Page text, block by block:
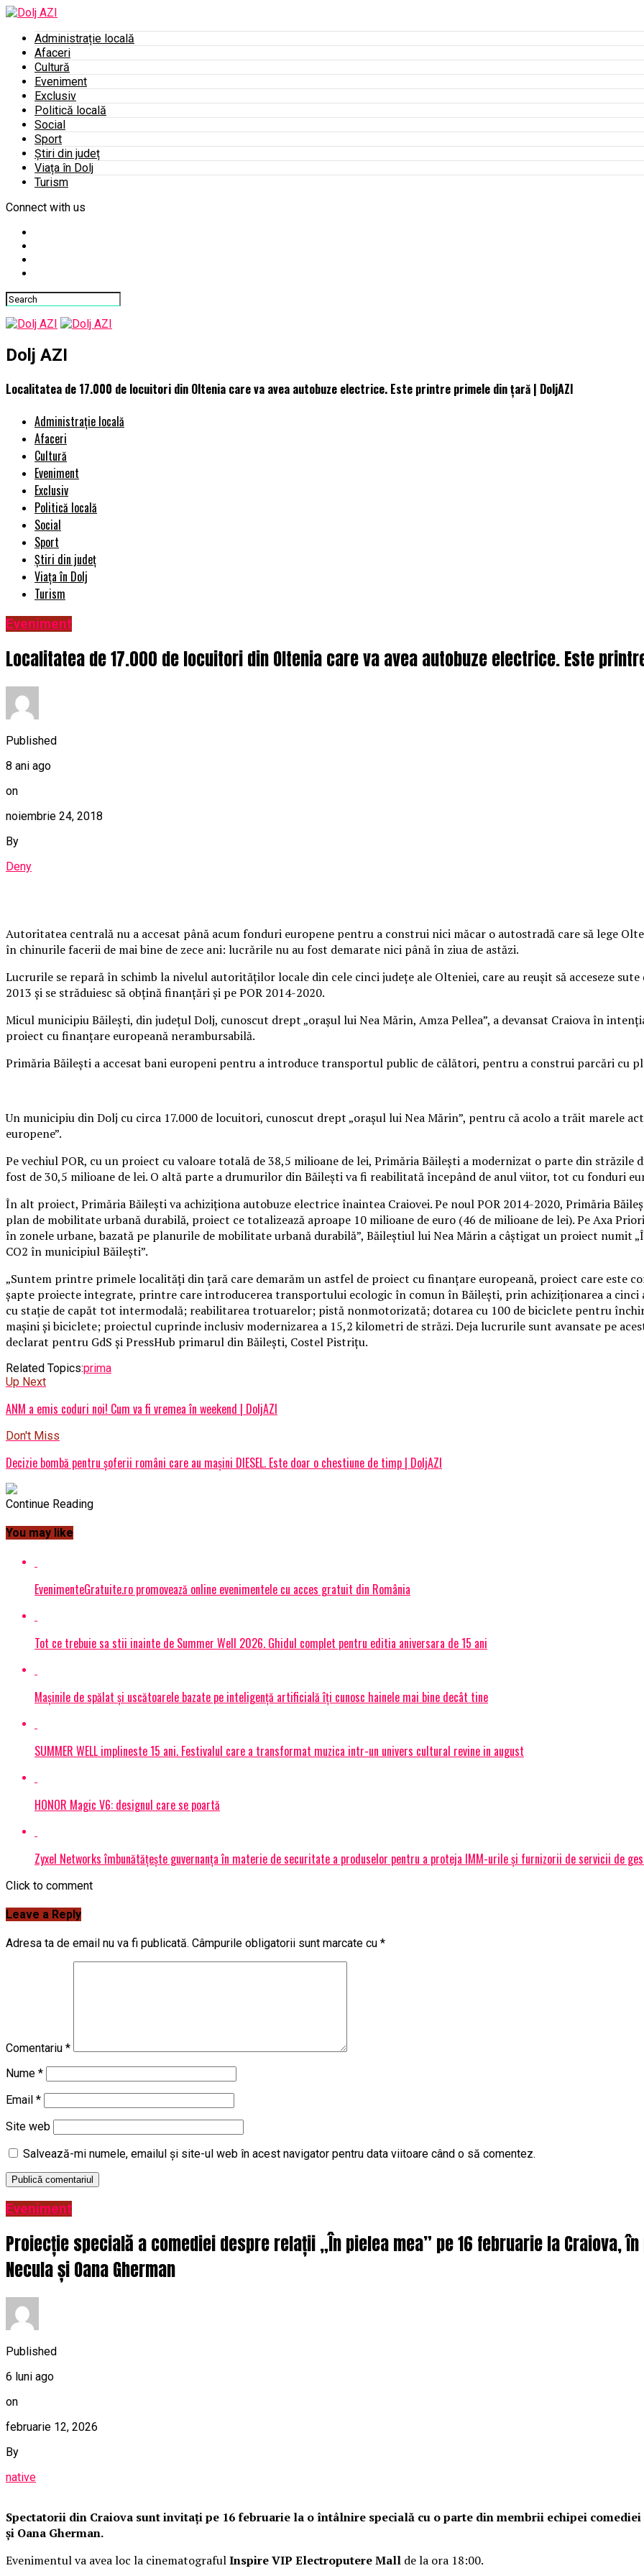
Administrație locală
Afaceri
Cultură
Eveniment
Exclusiv
Politică locală
Social
Sport
Știri din județ
Viața în Dolj
Turism
Connect with us
Dolj AZI
Localitatea de 17.000 de locuitori din Oltenia care va avea autobuze electrice. Este printre primele din țară | DoljAZI
Administrație locală
Afaceri
Cultură
Eveniment
Exclusiv
Politică locală
Social
Sport
Știri din județ
Viața în Dolj
Turism
Eveniment
Localitatea de 17.000 de locuitori din Oltenia care va avea autobuze electrice. Este
Published
8 ani ago
on
noiembrie 24, 2018
By
Deny
Autoritatea centrală nu a accesat până acum fonduri europene pentru a construi nici măcar o autostradă care să lege
în chinurile facerii de mai bine de zece ani: lucrările nu au fost demarate nici până în ziua de astăzi.
Lucrurile se repară în schimb la nivelul autorităţilor locale din cele cinci judeţe ale Olteniei, care au reuşit să acceseze sute
2013 şi se străduiesc să obţină finanţări şi pe POR 2014-2020.
Micul municipiu Băileşti, din judeţul Dolj, cunoscut drept „oraşul lui Nea Mărin, Amza Pellea”, a devansat Craiova în
proiect cu finanţare europeană nerambursabilă.
Primăria Băileşti a accesat bani europeni pentru a introduce transportul public de călători, pentru a construi parcări cu
Un municipiu din Dolj cu circa 17.000 de locuitori, cunoscut drept „oraşul lui Nea Mărin”, pentru că acolo a trăit marele
europene”.
Pe vechiul POR, cu un proiect cu valoare totală de 38,5 milioane de lei, Primăria Băileşti a modernizat o parte din străzile
fost de 30,5 milioane de lei. O altă parte a drumurilor din Băileşti va fi reabilitată începând de anul viitor, tot cu fonduri
În alt proiect, Primăria Băileşti va achiziţiona autobuze electrice înaintea Craiovei. Pe noul POR 2014-2020, Primăria
plan de mobilitate urbană durabilă, proiect ce totalizează aproape 10 milioane de euro (46 de milioane de lei). Pe Axa
în zonele urbane, bazată pe planurile de mobilitate urbană durabilă”, Băileştiul lui Nea Mărin a câştigat un proiect numit
CO2 în municipiul Băileşti”.
„Suntem printre primele localităţi din ţară care demarăm un astfel de proiect cu finanţare europeană, proiect care este
şapte proiecte integrate, printre care introducerea transportului ecologic în comun în Băileşti, prin achiziţionarea a
cu staţie de capăt tot intermodală; reabilitarea trotuarelor; pistă nonmotorizată; dotarea cu 100 de biciclete pentru
maşini şi biciclete; proiectul cuprinde inclusiv modernizarea a 15,2 kilometri de străzi. Deja lucrurile sunt avansate pe
declarat pentru GdS şi PressHub primarul din Băileşti, Costel Pistriţu.
Related Topics:prima
Up Next
ANM a emis coduri noi! Cum va fi vremea în weekend | DoljAZI
Don't Miss
Decizie bombă pentru șoferii români care au mașini DIESEL. Este doar o chestiune de timp | DoljAZI
Continue Reading
You may like
EvenimenteGratuite.ro promovează online evenimentele cu acces gratuit din România
Tot ce trebuie sa stii inainte de Summer Well 2026. Ghidul complet pentru editia aniversara de 15 ani
Mașinile de spălat și uscătoarele bazate pe inteligență artificială îți cunosc hainele mai bine decât tine
SUMMER WELL implineste 15 ani. Festivalul care a transformat muzica intr-un univers cultural revine in august
HONOR Magic V6: designul care se poartă
Zyxel Networks îmbunătățește guvernanța în materie de securitate a produselor pentru a proteja IMM-urile și furnizorii de servicii de
Click to comment
Leave a Reply
Adresa ta de email nu va fi publicată. Câmpurile obligatorii sunt marcate cu *
Comentariu *
Nume *
Email *
Site web
Salvează-mi numele, emailul și site-ul web în acest navigator pentru data viitoare când o să comentez.
Eveniment
Proiecție specială a comediei despre relații „În pielea mea” pe 16 februarie la Craiova,
Necula și Oana Gherman
Published
6 luni ago
on
februarie 12, 2026
By
native
Spectatorii din Craiova sunt invitați pe 16 februarie la o întâlnire specială cu o parte din membrii echipei
și Oana Gherman.
Evenimentul va avea loc la cinematografulInspire VIP Electroputere Mall de la ora 18:00.